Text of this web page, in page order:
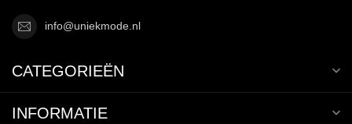
info@uniekmode.nl
CATEGORIEËN
INFORMATIE